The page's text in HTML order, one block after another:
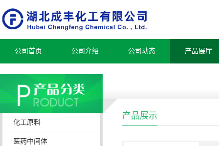
公司首页 公司介绍 公司动态 产品展厅
化工原料
医药中间体
产品展示